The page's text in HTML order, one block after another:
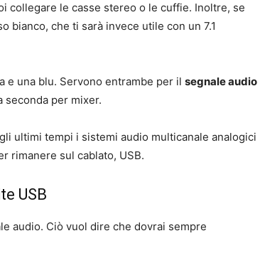
collegare le casse stereo o le cuffie. Inoltre, se
bianco, che ti sarà invece utile con un 7.1
e una blu. Servono entrambe per il segnale audio
seconda per mixer.
ultimi tempi i sistemi audio multicanale analogici
rimanere sul cablato, USB.
USB
audio. Ciò vuol dire che dovrai sempre